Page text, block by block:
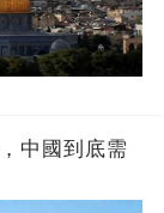
中國到底需